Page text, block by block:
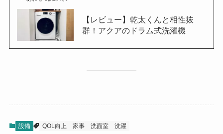
【レビュー】乾太くんと相性抜
群！アクアのドラム式洗濯機
設備 QOL向上 家事 洗面室 洗濯